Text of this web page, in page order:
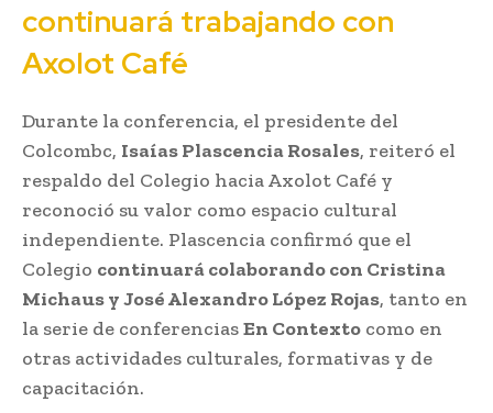
continuará trabajando con
Axolot Café
Durante la conferencia, el presidente del
Colcombc, Isaías Plascencia Rosales, reiteró el
respaldo del Colegio hacia Axolot Café y
reconoció su valor como espacio cultural
independiente. Plascencia confirmó que el
Colegio continuará colaborando con Cristina
Michaus y José Alexandro López Rojas, tanto en
la serie de conferenciasEn Contexto como en
otras actividades culturales, formativas y de
capacitación.